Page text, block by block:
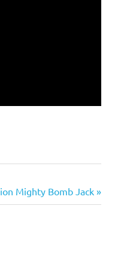
Mighty Bomb Jack